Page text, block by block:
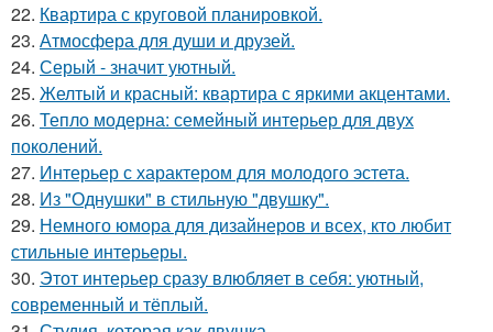
22. Квартира с круговой планировкой.
23. Атмосфера для души и друзей.
24. Серый - значит уютный.
25. Желтый и красный: квартира с яркими акцентами.
26. Тепло модерна: семейный интерьер для двух
поколений.
27. Интерьер с характером для молодого эстета.
28. Из "Однушки" в стильную "двушку".
29. Немного юмора для дизайнеров и всех, кто любит
стильные интерьеры.
30. Этот интерьер сразу влюбляет в себя: уютный,
современный и тёплый.